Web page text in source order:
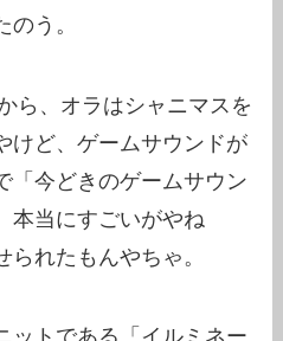
う。
ら、オラはシャニマスを
けど、ゲームサウンドが
「今どきのゲームサウン
本当にすごいがやね
れたもんやちゃ。